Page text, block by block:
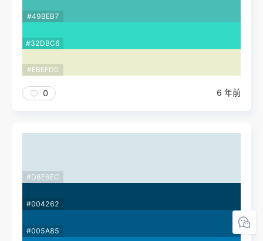
#49BEB7
#32DBC6
#EBEFD0
0 6 年前
#D8E6EC
#004262
#005A85